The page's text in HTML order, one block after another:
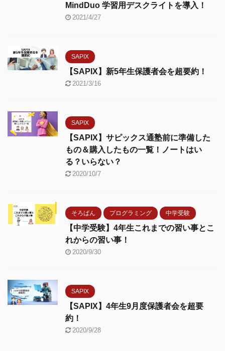
MindDuo 学習用デスクライトを導入！
2021/4/27
SAPIX
【SAPIX】新5年生保護者会を超要約！
2021/3/16
SAPIX
【SAPIX】サピックス通塾前に準備した
もの＆購入したもの一覧！ノートはい
る？いらない？
2020/10/7
そろばん プログラミング 中学受験
【中学受験】4年生これまでの習い事とこ
れからの習い事！
2020/9/30
SAPIX
【SAPIX】4年生9月度保護者会を超要
約！
2020/9/28